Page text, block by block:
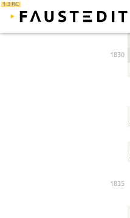
1.3 RC
1830
1835